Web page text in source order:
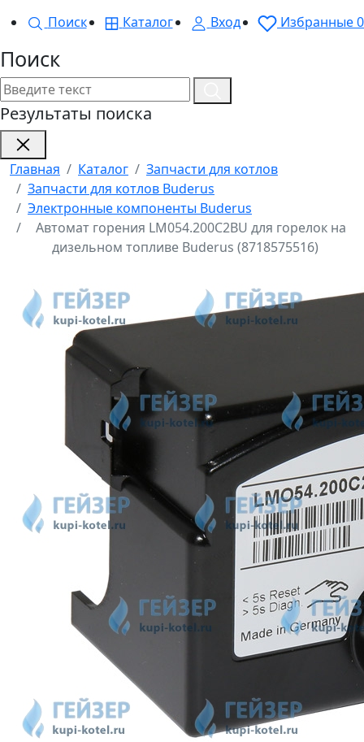
Поиск
Каталог Вход Избранные0
Поиск
Результаты поиска
Главная Каталог
Запчасти для котлов
Запчасти для котлов Buderus
Электронные компоненты Buderus
Автомат горения LM054.200C2BU для горелок на
дизельном топливе Buderus (8718575516)